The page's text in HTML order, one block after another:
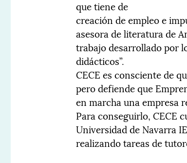
que tiene de
creación de empleo e
asesora de literatura de
trabajo desarrollado por
didácticos”.
CECE es consciente de
pero defiende que
en marcha una empresa
Para conseguirlo, CECE
Universidad de Navarra
realizando tareas de